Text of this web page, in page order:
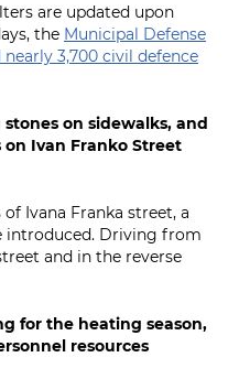
are updated upon
the Municipal Defense
3,700 civil defence
on sidewalks, and
Ivan Franko Street
Ivana Franka street, a
introduced. Driving from
and in the reverse
for the heating season,
resources